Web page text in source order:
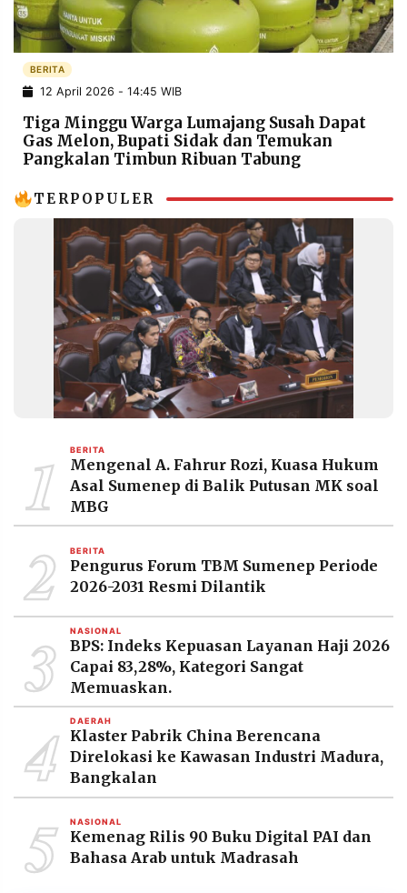
POLICY WARGA
INFORMASI
IKLAN
KIRIM
PENGADUAN TERM
SERVICE
IKUTI
RESOLUSI
MEDIA
©
Resolusi.co
-
PT.
RESOLUSI
MEDIA
BERITA
12 April 2026 - 14:45 WIB
Tiga Minggu Warga Lumajang Susah Dapat
Gas Melon, Bupati Sidak dan Temukan
Pangkalan Timbun Ribuan Tabung
TERPOPULER
1 BERITA
Mengenal A. Fahrur Rozi, Kuasa Hukum
Asal Sumenep di Balik Putusan MK soal
MBG
2 BERITA
Pengurus Forum TBM Sumenep Periode
2026-2031 Resmi Dilantik
3 NASIONAL
BPS: Indeks Kepuasan Layanan Haji 2026
Capai 83,28%, Kategori Sangat
Memuaskan.
4 DAERAH
Klaster Pabrik China Berencana
Direlokasi ke Kawasan Industri Madura,
Bangkalan
5 NASIONAL
Kemenag Rilis 90 Buku Digital PAI dan
Bahasa Arab untuk Madrasah